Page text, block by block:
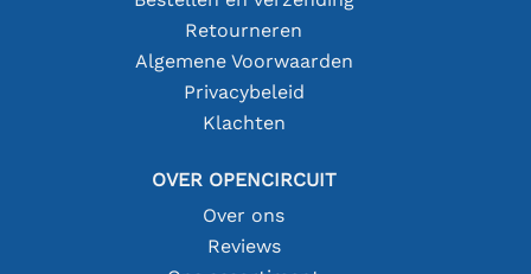
Retourneren
Algemene Voorwaarden
Privacybeleid
Klachten
OVER OPENCIRCUIT
Over ons
Reviews